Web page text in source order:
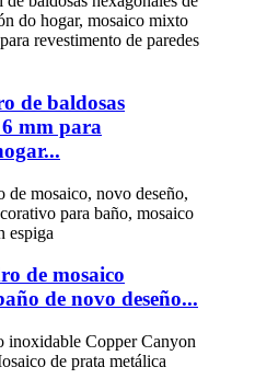
de baldosas
6 mm para
de mosaico
de novo deseño...